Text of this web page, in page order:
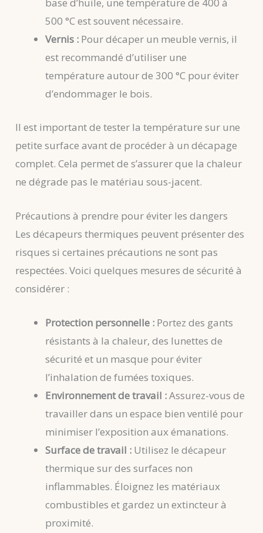
500 °C est souvent nécessaire.
Vernis : Pour décaper un meuble vernis, il
est recommandé d’utiliser une
température autour de 300 °C pour éviter
d’endommager le bois.
Il est important de tester la température sur une
petite surface avant de procéder à un décapage
complet. Cela permet de s’assurer que la chaleur
ne dégrade pas le matériau sous-jacent.
Précautions à prendre pour éviter les dangers
Les décapeurs thermiques peuvent présenter des
risques si certaines précautions ne sont pas
respectées. Voici quelques mesures de sécurité à
considérer :
Protection personnelle : Portez des gants
résistants à la chaleur, des lunettes de
sécurité et un masque pour éviter
l’inhalation de fumées toxiques.
Environnement de travail :Assurez-vous de
travailler dans un espace bien ventilé pour
minimiser l’exposition aux émanations.
Surface de travail : Utilisez le décapeur
thermique sur des surfaces non
inflammables. Éloignez les matériaux
combustibles et gardez un extincteur à
proximité.